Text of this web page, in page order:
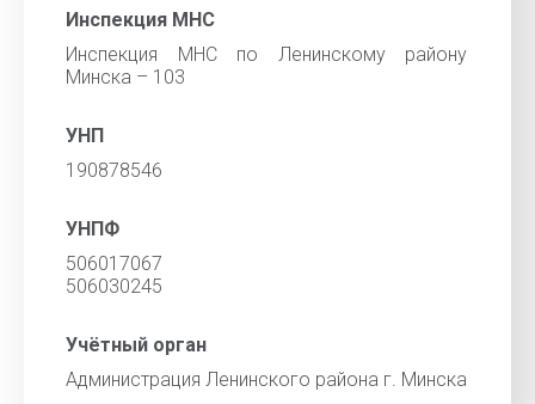
Инспекция МНС
Инспекция МНС по Ленинскому району
Минска – 103
УНП
190878546
УНПФ
506017067
506030245
Учётный орган
Администрация Ленинского района г. Минска